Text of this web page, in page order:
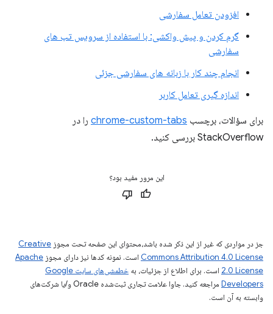
افزودن تعامل سفارشی
گرم کردن و پیش واکشی: با استفاده از سرویس تب های
سفارشی
انجام چند کار با زبانه های سفارشی جزئی
اندازه گیری تعامل کاربر
برای سؤالات، برچسب chrome-custom-tabs را در
StackOverflow بررسی کنید.
این مرور مفید بود؟
جز در مواردی که غیر از این ذکر شده باشد،‌محتوای این صفحه تحت مجوز Creative
Commons Attribution 4.0 License است. نمونه کدها نیز دارای مجوز Apache
2.0 License است. برای اطلاع از جزئیات، به
خطمشی‌های سایت Google
Developers‏
مراجعه کنید. جاوا علامت تجاری ثبت‌شده Oracle و/یا شرکت‌های
وابسته به آن است.